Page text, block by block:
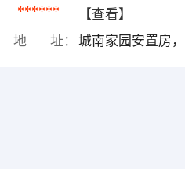
******
【查看】
地 址：
城南家园安置房